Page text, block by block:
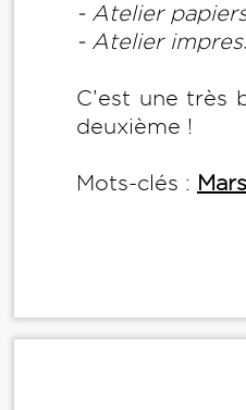
- Atelier
- Atelier
C’est une très
deuxième !
Mots-clés :